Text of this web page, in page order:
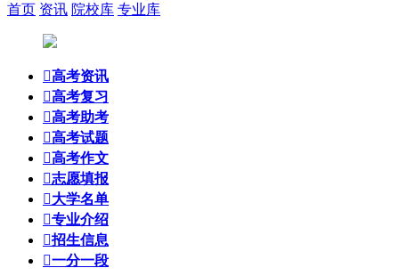
首页 资讯 院校库 专业库
高考资讯
高考复习
高考助考
高考试题
高考作文
志愿填报
大学名单
专业介绍
招生信息
一分一段